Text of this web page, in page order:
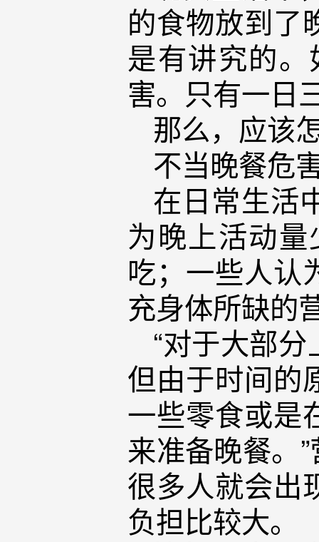
的食物放到了
是有讲究的
害。只有一日
那么，应该
不当晚餐危
在日常生活
为晚上活动
吃；一些人认
充身体所缺的
“对于大部
但由于时间的
一些零食或是
来准备晚餐。
很多人就会出
负担比较大。